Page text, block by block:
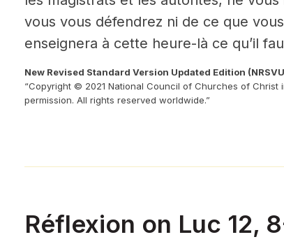
vous vous défendrez ni de ce que
enseignera à cette heure-là ce qu’il
New Revised Standard Version Updated Edition
“Copyright © 2021 National Council of Churches of Christ
permission. All rights reserved worldwide.”
Réflexion on Luc 12,